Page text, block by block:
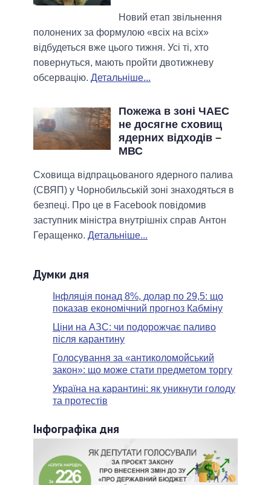
Новий етап звільнення
полонених за формулою «всіх на всіх»
відбудеться вже цього тижня. Усі ті, хто
повернуться, мають пройти двотижневу
обсервацію. Детальніше...
Пожежа в зоні ЧАЕС
не досягне сховищ
ядерних відходів –
МВС
Сховища відпрацьованого ядерного палива
(СВЯП) у Чорнобильській зоні знаходяться в
безпеці. Про це в Facebook повідомив
заступник міністра внутрішніх справ Антон
Геращенко. Детальніше...
Думки дня
Інфляція понад 8%, долар по 29,5: що
показав економічний прогноз Кабміну
Ціни на АЗС: чи подорожчає паливо
після карантину
Голосування за «антиколомойський
закон»: що може стати предметом торгу
Україна на карантині: як уникнути голоду
та протестів
Інфографіка дня